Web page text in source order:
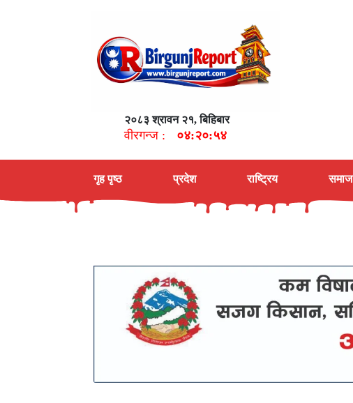
२०८३ श्रावन २१, बिहिबार
वीरगन्ज : ०४:२०:५५
गृह पृष्ठ प्रदेश राष्ट्रिय समाज